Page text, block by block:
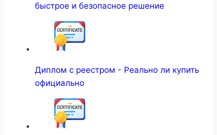
быстрое и безопасное решение
Диплом с реестром - Реально ли купить
официально